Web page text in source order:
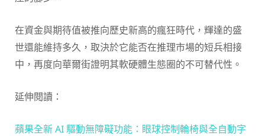
在資金與期待值被推向歷史新高的瘋狂時代，輝達的盛
世還能維持多久，取決於它能否在推理市場的短兵相接
中，再度向華爾街證明其軟硬體生態圈的不可替代性。
延伸閱讀：
蘋果全新 AI 驅動無障礙功能：眼球控制輪椅與全自動字